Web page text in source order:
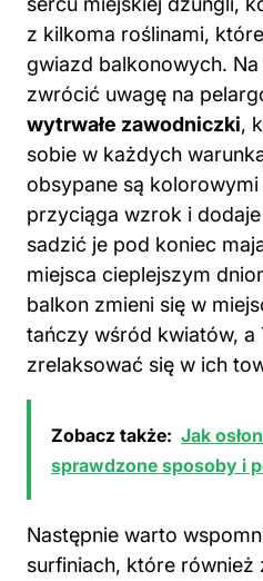
z kilkoma roślinami,
gwiazd balkonowych.
zwrócić uwagę na
wytrwałe zawodniczki,
sobie w każdych
obsypane są
przyciąga wzrok i
sadzić je pod koniec
miejsca cieplejszym
balkon zmieni się w
tańczy wśród kwiatów, a
zrelaksować się w ich
Zobacz także: Jak
sprawdzone sposoby i
Następnie warto
surfiniach, które również